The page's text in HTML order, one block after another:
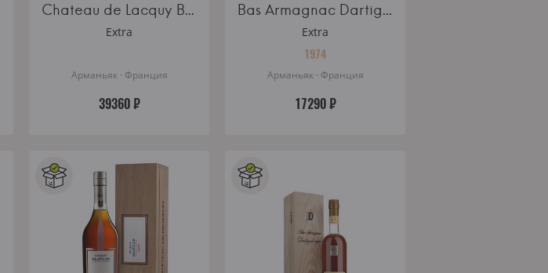
Chateau de Lacquy Bas Armagnac 30 Ans in gift box
Extra
Арманьяк · Франция
39360 ₽
Bas Armagnac Dartigalongue Vintage 1974 wooden box 0.5l
Extra
1974
Арманьяк · Франция
17290 ₽